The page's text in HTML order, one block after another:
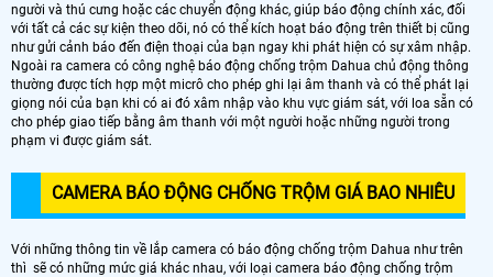
người và thú cưng hoặc các chuyển động khác, giúp báo động chính xác, đối
với tất cả các sự kiện theo dõi, nó có thể kích hoạt báo động trên thiết bị cũng
như gửi cảnh báo đến điện thoại của bạn ngay khi phát hiện có sự xâm nhập.
Ngoài ra camera có công nghệ báo động chống trộm Dahua chủ động thông
thường được tích hợp một micrô cho phép ghi lại âm thanh và có thể phát lại
giọng nói của bạn khi có ai đó xâm nhập vào khu vực giám sát, với loa sẵn có
cho phép giao tiếp bằng âm thanh với một người hoặc những người trong
phạm vi được giám sát.
CAMERA BÁO ĐỘNG CHỐNG TRỘM GIÁ BAO NHIÊU
Với những thông tin về lắp camera có báo động chống trộm Dahua như trên
thì sẽ có những mức giá khác nhau, với loại camera báo động chống trộm